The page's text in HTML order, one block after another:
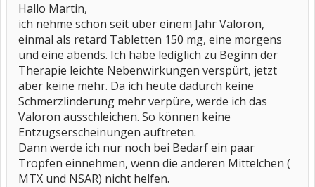
Hallo Martin,
ich nehme schon seit über einem Jahr Valoron,
einmal als retard Tabletten 150 mg, eine morgens
und eine abends. Ich habe lediglich zu Beginn der
Therapie leichte Nebenwirkungen verspürt, jetzt
aber keine mehr. Da ich heute dadurch keine
Schmerzlinderung mehr verpüre, werde ich das
Valoron ausschleichen. So können keine
Entzugserscheinungen auftreten.
Dann werde ich nur noch bei Bedarf ein paar
Tropfen einnehmen, wenn die anderen Mittelchen (
MTX und NSAR) nicht helfen.